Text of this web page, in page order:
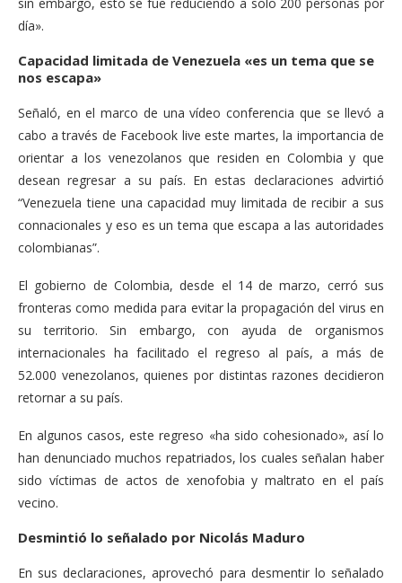
día».
Capacidad limitada de Venezuela «es un tema que se
nos escapa»
Señaló, en el marco de una vídeo conferencia que se llevó a
cabo a través de Facebook live este martes, la importancia de
orientar a los venezolanos que residen en Colombia y que
desean regresar a su país. En estas declaraciones advirtió
“Venezuela tiene una capacidad muy limitada de recibir a sus
connacionales y eso es un tema que escapa a las autoridades
colombianas”.
El gobierno de Colombia, desde el 14 de marzo, cerró sus
fronteras como medida para evitar la propagación del virus en
su territorio. Sin embargo, con ayuda de organismos
internacionales ha facilitado el regreso al país, a más de
52.000 venezolanos, quienes por distintas razones decidieron
retornar a su país.
En algunos casos, este regreso «ha sido cohesionado», así lo
han denunciado muchos repatriados, los cuales señalan haber
sido víctimas de actos de xenofobia y maltrato en el país
vecino.
Desmintió lo señalado por Nicolás Maduro
En sus declaraciones, aprovechó para desmentir lo señalado